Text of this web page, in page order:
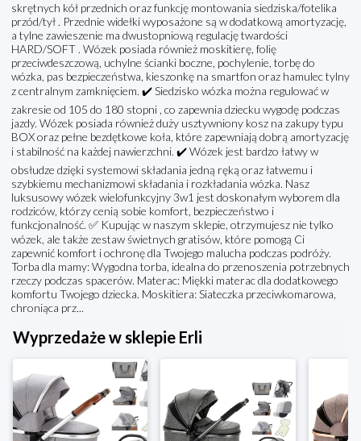
skrętnych kół przednich oraz funkcję montowania siedziska/fotelika
przód/tył . Przednie widełki wyposażone są w dodatkową amortyzację,
a tylne zawieszenie ma dwustopniową regulację twardości
HARD/SOFT . Wózek posiada również moskitierę, folię
przeciwdeszczową, uchylne ścianki boczne, pochylenie, torbę do
wózka, pas bezpieczeństwa, kieszonkę na smartfon oraz hamulec tylny
z centralnym zamknięciem. ✔️ Siedzisko wózka można regulować w
zakresie od 105 do 180 stopni , co zapewnia dziecku wygodę podczas
jazdy. Wózek posiada również duży usztywniony kosz na zakupy typu
BOX oraz pełne bezdętkowe koła, które zapewniają dobrą amortyzację
i stabilność na każdej nawierzchni. ✔️ Wózek jest bardzo łatwy w
obsłudze dzięki systemowi składania jedną ręką oraz łatwemu i
szybkiemu mechanizmowi składania i rozkładania wózka. Nasz
luksusowy wózek wielofunkcyjny 3w1 jest doskonałym wyborem dla
rodziców, którzy cenią sobie komfort, bezpieczeństwo i
funkcjonalność. ✅ Kupując w naszym sklepie, otrzymujesz nie tylko
wózek, ale także zestaw świetnych gratisów, które pomogą Ci
zapewnić komfort i ochronę dla Twojego malucha podczas podróży.
Torba dla mamy: Wygodna torba, idealna do przenoszenia potrzebnych
rzeczy podczas spacerów. Materac: Miękki materac dla dodatkowego
komfortu Twojego dziecka. Moskitiera: Siateczka przeciwkomarowa,
chroniąca prz...
Wyprzedaże w sklepie Erli